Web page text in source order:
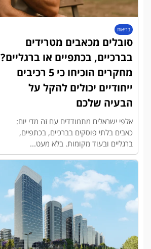
בריאות
סובלים מכאבים מטרידים
בברכיים, בכתפיים או ברגליים?
מחקרים הוכיחו כי 5 רכיבים
ייחודיים יכולים להקל על
הבעיה שלכם
אלפי ישראלים מתמודדים עם זה מדי יום:
כאבים בלתי פוסקים בברכיים, בכתפיים,
ברגליים ובעוד מקומות. בלא מעט...